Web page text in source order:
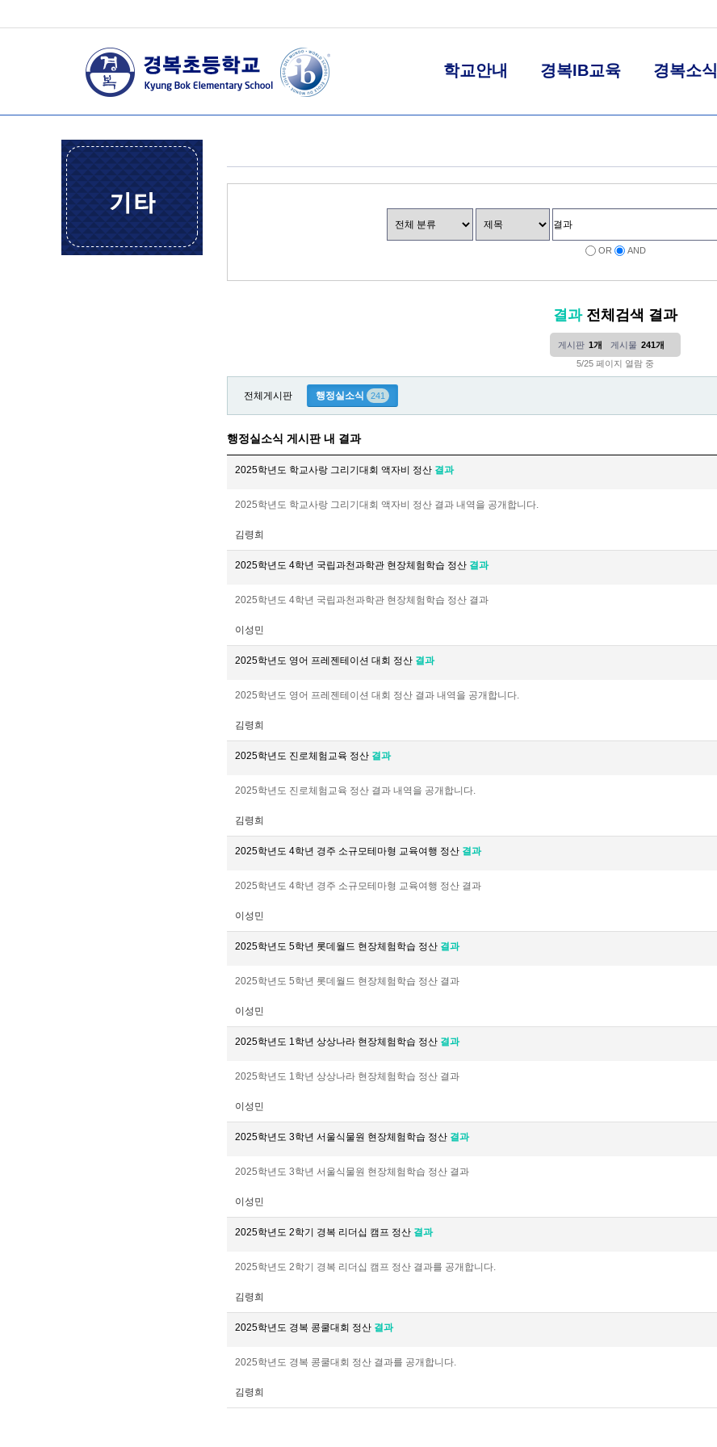
학교안내 경복IB교육 경복소식
OR AND
결과전체검색 결과
게시판 1개 게시물 241개
5/25 페이지 열람 중
전체게시판 행정실소식 241
행정실소식 게시판 내 결과
2025학년도 학교사랑 그리기대회 액자비 정산 결과
2025학년도 학교사랑 그리기대회 액자비 정산 결과 내역을 공개합니다.
김령희
2025학년도 4학년 국립과천과학관 현장체험학습 정산 결과
2025학년도 4학년 국립과천과학관 현장체험학습 정산 결과
이성민
2025학년도 영어 프레젠테이션 대회 정산 결과
2025학년도 영어 프레젠테이션 대회 정산 결과 내역을 공개합니다.
김령희
2025학년도 진로체험교육 정산 결과
2025학년도 진로체험교육 정산 결과 내역을 공개합니다.
김령희
2025학년도 4학년 경주 소규모테마형 교육여행 정산 결과
2025학년도 4학년 경주 소규모테마형 교육여행 정산 결과
이성민
2025학년도 5학년 롯데월드 현장체험학습 정산 결과
2025학년도 5학년 롯데월드 현장체험학습 정산 결과
이성민
2025학년도 1학년 상상나라 현장체험학습 정산 결과
2025학년도 1학년 상상나라 현장체험학습 정산 결과
이성민
2025학년도 3학년 서울식물원 현장체험학습 정산 결과
2025학년도 3학년 서울식물원 현장체험학습 정산 결과
이성민
2025학년도 2학기 경복 리더십 캠프 정산 결과
2025학년도 2학기 경복 리더십 캠프 정산 결과를 공개합니다.
김령희
2025학년도 경복 콩쿨대회 정산 결과
2025학년도 경복 콩쿨대회 정산 결과를 공개합니다.
김령희